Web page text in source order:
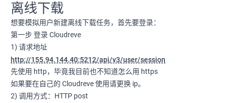
离线下载
想要模拟用户新建离线下载任务，首先要登录：
第一步 登录 Cloudreve
1) 请求地址
http://155.94.144.40:5212/api/v3/user/session
先使用 http，毕竟我目前也不知道怎么用 https
如果要在自己的 Cloudreve 使用请更换 ip。
2) 调用方式：HTTP post